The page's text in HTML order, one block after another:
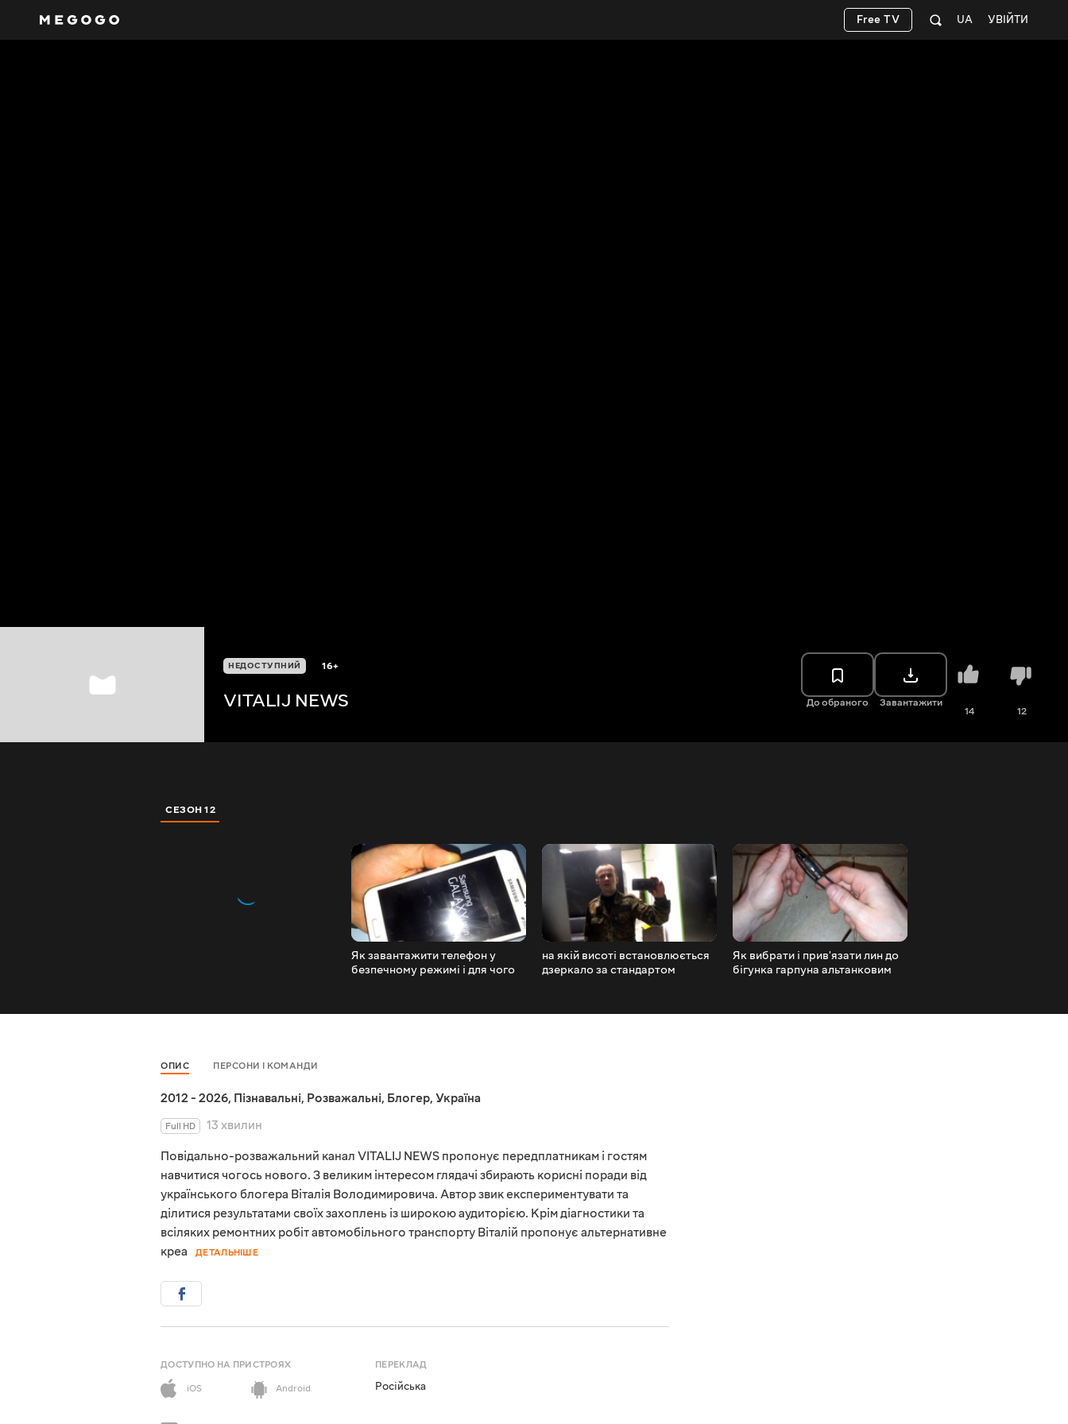
УВІЙТИ
UA
Free TV
НЕДОСТУПНИЙ 16+
VITALIJ NEWS До обраного Завантажити
14 12
СЕЗОН 12
Як завантажити телефон у
безпечному режимі і для чого
на якій висоті встановлюється
дзеркало за стандартом
Як вибрати і прив'язати лин до
бігунка гарпуна альтанковим
ОПИС ПЕРСОНИ І КОМАНДИ
2012 - 2026, Пізнавальні, Розважальні, Блогер, Україна
Full HD
13 хвилин
Повідально-розважальний канал VITALIJ NEWS пропонує передплатникам і гостям
навчитися чогось нового. З великим інтересом глядачі збирають корисні поради від
українського блогера Віталія Володимировича. Автор звик експериментувати та
ділитися результатами своїх захоплень із широкою аудиторією. Крім діагностики та
всіляких ремонтних робіт автомобільного транспорту Віталій пропонує альтернативне
креа
ДЕТАЛЬНІШЕ
ДОСТУПНО НА ПРИСТРОЯХ
iOS
Android
ПЕРЕКЛАД
Російська